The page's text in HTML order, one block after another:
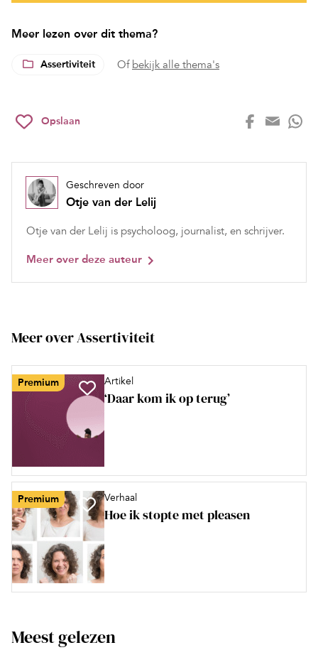
Meer lezen over dit thema?
Assertiviteit Of bekijk alle thema's
Opslaan
Geschreven door
Otje van der Lelij
Otje van der Lelij is psycholoog, journalist, en schrijver.
Meer over deze auteur
Meer over Assertiviteit
Premium Artikel
‘Daar kom ik op terug’
Premium Verhaal
Hoe ik stopte met pleasen
Meest gelezen